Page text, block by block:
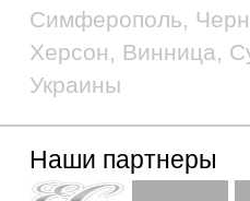
Симферополь,
Херсон, Винница,
Украины
Наши партнеры